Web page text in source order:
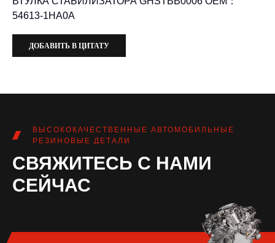
54613-1HA0A
ДОБАВИТЬ В ЦИТАТУ
ВЫСОКОКАЧЕСТВЕННЫЕ АВТОМОБИЛЬНЫЕ
РЕЗИНОВЫЕ ДЕТАЛИ
СВЯЖИТЕСЬ С НАМИ
СЕЙЧАС